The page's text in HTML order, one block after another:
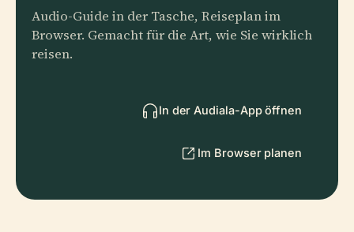
Audio-Guide in der Tasche, Reiseplan im
Browser. Gemacht für die Art, wie Sie wirklich
reisen.
In der Audiala-App öffnen
Im Browser planen